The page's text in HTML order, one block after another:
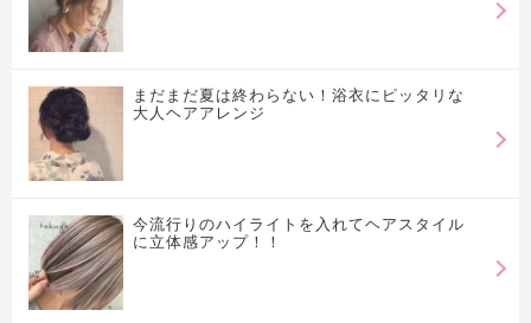
まだまだ夏は終わらない！浴衣にピッタリな
大人ヘアアレンジ
今流行りのハイライトを入れてヘアスタイル
に立体感アップ！！